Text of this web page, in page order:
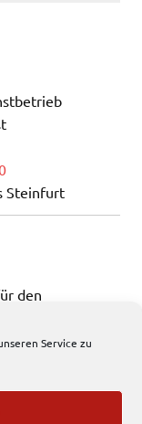
Service zu
Steinfurt
den